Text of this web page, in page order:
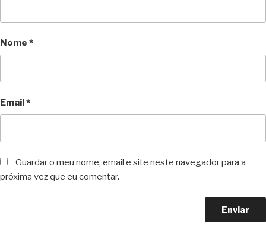
Nome *
Email*
Guardar o meu nome, email e site neste navegador para a
próxima vez que eu comentar.